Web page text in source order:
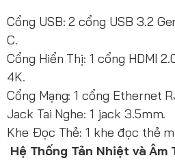
Cổng USB: 2 cổng USB 3.2
C.
Cổng Hiển Thị: 1 cổng HDMI
4K.
Cổng Mạng: 1 cổng Ethernet
Jack Tai Nghe: 1 jack 3.5mm.
Khe Đọc Thẻ: 1 khe đọc thẻ
Hệ Thống Tản Nhiệt và Âm